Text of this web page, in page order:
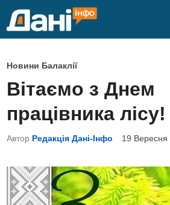
P
o
s
i
n
Новини Балаклії
Вітаємо з Днем
працівника лісу!
Автор Редакція Дані-Інфо 19 Вересня